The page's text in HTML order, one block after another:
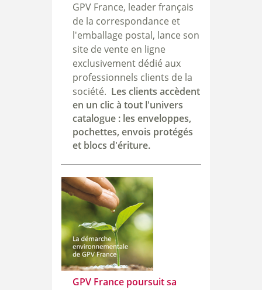
GPV France, leader français
de la correspondance et
l'emballage postal, lance son
site de vente en ligne
exclusivement dédié aux
professionnels clients de la
société. Les clients accèdent
en un clic à tout l'univers
catalogue : les enveloppes,
pochettes, envois protégés
et blocs d'ériture.
GPV France poursuit sa